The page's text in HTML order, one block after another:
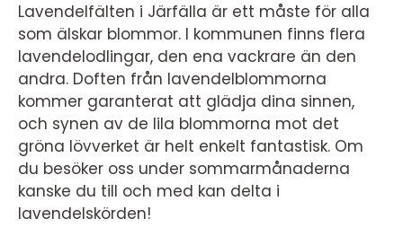
Lavendelfälten i Järfälla är ett måste för alla
som älskar blommor. I kommunen finns flera
lavendelodlingar, den ena vackrare än den
andra. Doften från lavendelblommorna
kommer garanterat att glädja dina sinnen,
och synen av de lila blommorna mot det
gröna lövverket är helt enkelt fantastisk. Om
du besöker oss under sommarmånaderna
kanske du till och med kan delta i
lavendelskörden!